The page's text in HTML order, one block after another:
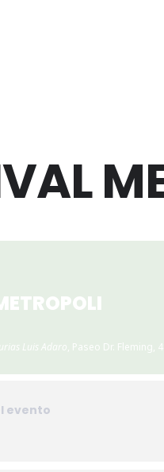
Luis Adaro, Paseo Dr. Fleming,
evento